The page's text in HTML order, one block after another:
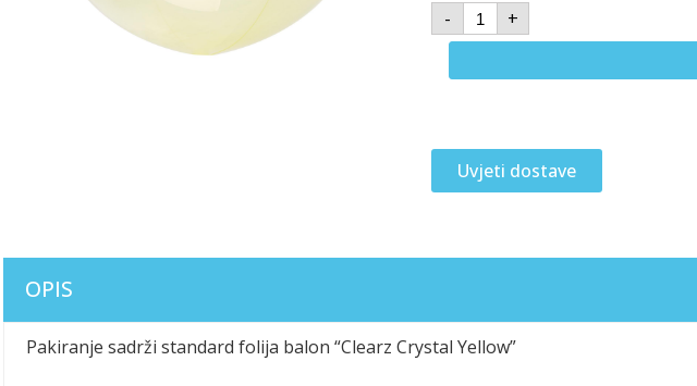
-
+
Uvjeti dostave
OPIS
Pakiranje sadrži standard folija balon “Clearz Crystal Yellow”